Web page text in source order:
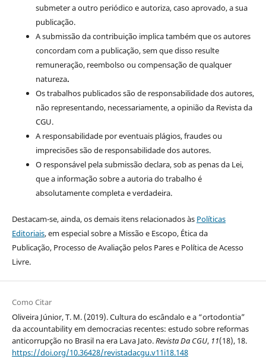
submeter a outro periódico e autoriza, caso aprovado, a sua
publicação.
A submissão da contribuição implica também que os autores
concordam com a publicação, sem que disso resulte
remuneração, reembolso ou compensação de qualquer
natureza.
Os trabalhos publicados são de responsabilidade dos autores,
não representando, necessariamente, a opinião da Revista da
CGU.
A responsabilidade por eventuais plágios, fraudes ou
imprecisões são de responsabilidade dos autores.
O responsável pela submissão declara, sob as penas da Lei,
que a informação sobre a autoria do trabalho é
absolutamente completa e verdadeira.
Destacam-se, ainda, os demais itens relacionados às Políticas
Editoriais, em especial sobre a Missão e Escopo, Ética da
Publicação, Processo de Avaliação pelos Pares e Política de Acesso
Livre.
Como Citar
Oliveira Júnior, T. M. (2019). Cultura do escândalo e a “ortodontia”
da accountability em democracias recentes: estudo sobre reformas
anticorrupção no Brasil na era Lava Jato.Revista Da CGU, 11(18), 18.
https://doi.org/10.36428/revistadacgu.v11i18.148